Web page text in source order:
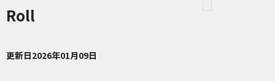
Roll
更新日2026年01月09日